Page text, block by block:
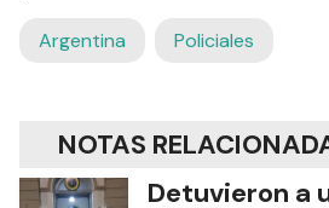
Argentina Policiales
NOTAS
Detuvieron a